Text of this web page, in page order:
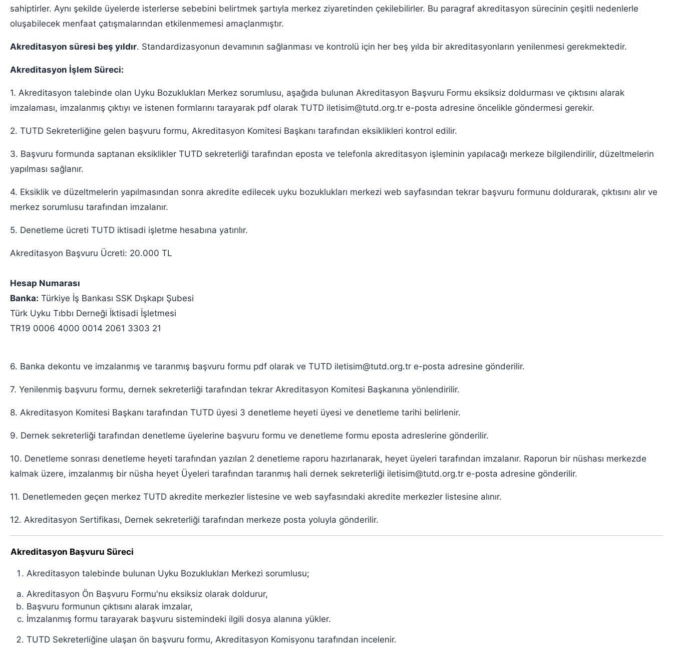
sahiptirler. Aynı şekilde üyelerde isterlerse sebebini belirtmek şartıyla merkez ziyaretinden çekilebilirler. Bu paragraf akreditasyon sürecinin çeşitli nedenlerle
oluşabilecek menfaat çatışmalarından etkilenmemesi amaçlanmıştır.
Akreditasyon süresi beş yıldır. Standardizasyonun devamının sağlanması ve kontrolü için her beş yılda bir akreditasyonların yenilenmesi gerekmektedir.
Akreditasyon İşlem Süreci:
1. Akreditasyon talebinde olan Uyku Bozuklukları Merkez sorumlusu, aşağıda bulunan Akreditasyon Başvuru Formu eksiksiz doldurması ve çıktısını alarak
imzalaması, imzalanmış çıktıyı ve istenen formlarını tarayarak pdf olarak TUTD iletisim@tutd.org.tr e-posta adresine öncelikle göndermesi gerekir.
2. TUTD Sekreterliğine gelen başvuru formu, Akreditasyon Komitesi Başkanı tarafından eksiklikleri kontrol edilir.
3. Başvuru formunda saptanan eksiklikler TUTD sekreterliği tarafından eposta ve telefonla akreditasyon işleminin yapılacağı merkeze bilgilendirilir, düzeltmelerin
yapılması sağlanır.
4. Eksiklik ve düzeltmelerin yapılmasından sonra akredite edilecek uyku bozuklukları merkezi web sayfasından tekrar başvuru formunu doldurarak, çıktısını alır ve
merkez sorumlusu tarafından imzalanır.
5. Denetleme ücreti TUTD iktisadi işletme hesabına yatırılır.
Akreditasyon Başvuru Ücreti: 20.000 TL
Hesap Numarası
Banka: Türkiye İş Bankası SSK Dışkapı Şubesi
Türk Uyku Tıbbı Derneği İktisadi İşletmesi
TR19 0006 4000 0014 2061 3303 21
6. Banka dekontu ve imzalanmış ve taranmış başvuru formu pdf olarak ve TUTD iletisim@tutd.org.tr e-posta adresine gönderilir.
7. Yenilenmiş başvuru formu, dernek sekreterliği tarafından tekrar Akreditasyon Komitesi Başkanına yönlendirilir.
8. Akreditasyon Komitesi Başkanı tarafından TUTD üyesi 3 denetleme heyeti üyesi ve denetleme tarihi belirlenir.
9. Dernek sekreterliği tarafından denetleme üyelerine başvuru formu ve denetleme formu eposta adreslerine gönderilir.
10. Denetleme sonrası denetleme heyeti tarafından yazılan 2 denetleme raporu hazırlanarak, heyet üyeleri tarafından imzalanır. Raporun bir nüshası merkezde
kalmak üzere, imzalanmış bir nüsha heyet Üyeleri tarafından taranmış hali dernek sekreterliği iletisim@tutd.org.tr e-posta adresine gönderilir.
11. Denetlemeden geçen merkez TUTD akredite merkezler listesine ve web sayfasındaki akredite merkezler listesine alınır.
12. Akreditasyon Sertifikası, Dernek sekreterliği tarafından merkeze posta yoluyla gönderilir.
Akreditasyon Başvuru Süreci
Akreditasyon talebinde bulunan Uyku Bozuklukları Merkezi sorumlusu;
Akreditasyon Ön Başvuru Formu'nu eksiksiz olarak doldurur,
Başvuru formunun çıktısını alarak imzalar,
İmzalanmış formu tarayarak başvuru sistemindeki ilgili dosya alanına yükler.
TUTD Sekreterliğine ulaşan ön başvuru formu, Akreditasyon Komisyonu tarafından incelenir.